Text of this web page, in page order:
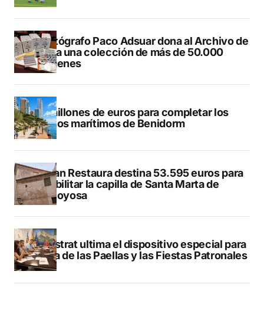
El fotógrafo Paco Adsuar dona al Archivo de
Dénia una colección de más de 50.000
imágenes
50 millones de euros para completar los
paseos marítimos de Benidorm
El Plan Restaura destina 53.595 euros para
rehabilitar la capilla de Santa Marta de
Villajoyosa
Finestrat ultima el dispositivo especial para
el Día de las Paellas y las Fiestas Patronales